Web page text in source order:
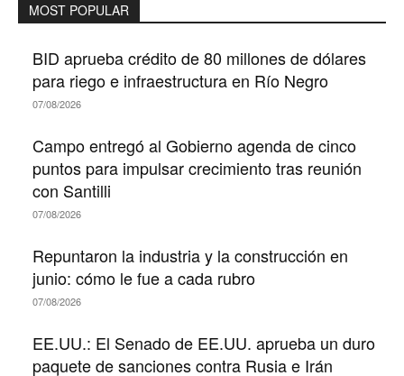
MOST POPULAR
BID aprueba crédito de 80 millones de dólares
para riego e infraestructura en Río Negro
07/08/2026
Campo entregó al Gobierno agenda de cinco
puntos para impulsar crecimiento tras reunión
con Santilli
07/08/2026
Repuntaron la industria y la construcción en
junio: cómo le fue a cada rubro
07/08/2026
EE.UU.: El Senado de EE.UU. aprueba un duro
paquete de sanciones contra Rusia e Irán